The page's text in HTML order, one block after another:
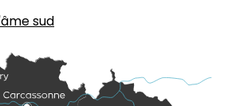
sud